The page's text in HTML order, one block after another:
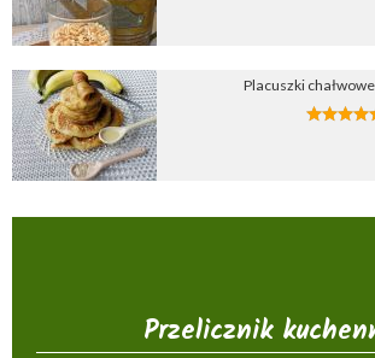
Placuszki
Przelicznik